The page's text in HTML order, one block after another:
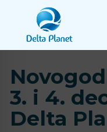
3. i 4.
Delta